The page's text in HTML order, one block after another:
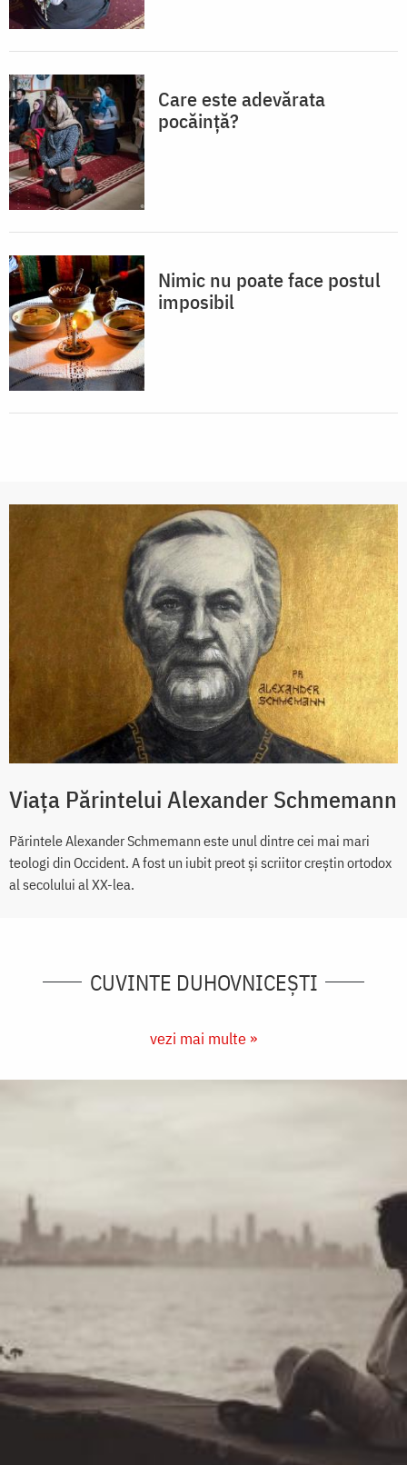
Care este adevărata
pocăință?
Nimic nu poate face postul
imposibil
Viața Părintelui Alexander Schmemann
Părintele Alexander Schmemann este unul dintre cei mai mari
teologi din Occident. A fost un iubit preot şi scriitor creştin ortodox
al secolului al XX-lea.
CUVINTE DUHOVNICEȘTI
vezi mai multe »